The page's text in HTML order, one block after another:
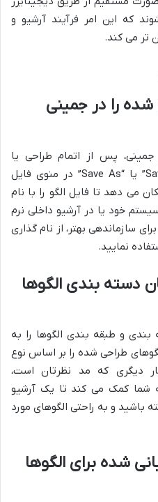
که این امر فرآیند آرشیو و
تر می کند.
را در جمینی
جمینی، پس از اتمام طراحی یا
ویرایش، می توانید از گزینه “Save” یا “Save As” در منوی فایل
می دهد تا فایل الگو را با نام
خود یا در آرشیو داخلی نرم
سازماندهی بهتر، از نام گذاری
نمایید.
دسته بندی الگوها
بندی و طبقه بندی الگوها را به
طراحی شده را بر اساس نوع
دیگری که مد نظرتان است،
شما کمک می کند تا یک آرشیو
باشید و به راحتی الگوهای مورد
شده برای الگوها